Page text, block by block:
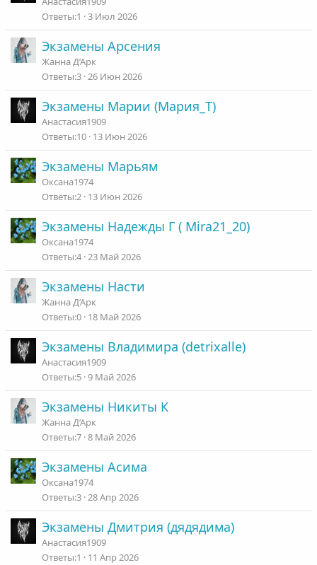
1
3 Июл 2026
Экзамены Арсения
Жанна Д’Арк
3 26 Июн 2026
Экзамены Марии (Мария_Т)
Анастасия1909
10 13 Июн 2026
Экзамены Марьям
Оксана1974
2 13 Июн 2026
Экзамены Надежды Г ( Mira21_20)
Оксана1974
4 23 Май 2026
Экзамены Насти
Жанна Д’Арк
0 18 Май 2026
Экзамены Владимира (detrixalle)
Анастасия1909
5 9 Май 2026
Экзамены Никиты К
Жанна Д’Арк
7 8 Май 2026
Экзамены Асима
Оксана1974
3 28 Апр 2026
Экзамены Дмитрия (дядядима)
Анастасия1909
1
11 Апр 2026